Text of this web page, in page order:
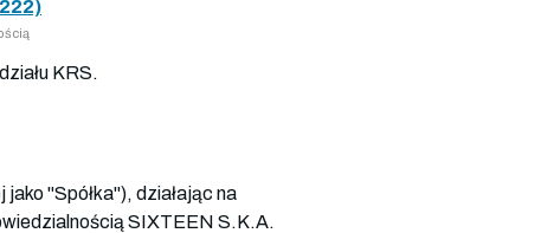
KRS.
"Spółka"), działając na
SIXTEEN S.K.A.